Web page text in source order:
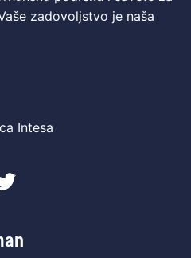
zadovoljstvo je naša
Intesa